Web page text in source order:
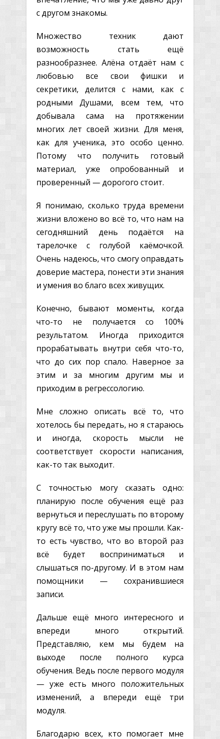
с другом знакомы.
Множество техник дают
возможность стать ещё
разнообразнее. Алёна отдаёт нам с
любовью все свои фишки и
секретики, делится с нами, как с
родными Душами, всем тем, что
добывала сама на протяжении
многих лет своей жизни. Для меня,
как для ученика, это особо ценно.
Потому что получить готовый
материал, уже опробованный и
проверенный — дорогого стоит.
Я понимаю, сколько труда времени
жизни вложено во всё то, что нам на
сегодняшний день подаётся на
тарелочке с голубой каёмочкой.
Очень надеюсь, что смогу оправдать
доверие мастера, понести эти знания
и умения во благо всех живущих.
Конечно, бывают моменты, когда
что-то не получается со 100%
результатом. Иногда приходится
прорабатывать внутри себя что-то,
что до сих пор спало. Наверное за
этим и за многим другим мы и
приходим в регрессологию.
Мне сложно описать всё то, что
хотелось бы передать, но я стараюсь
и иногда, скорость мысли не
соответствует скорости написания,
как-то так выходит.
С точностью могу сказать одно:
планирую после обучения ещё раз
вернуться и переслушать по второму
кругу всё то, что уже мы прошли. Как-
то есть чувство, что во второй раз
всё будет восприниматься и
слышаться по-другому. И в этом нам
помощники — сохранившиеся
записи.
Дальше ещё много интересного и
впереди много открытий.
Представляю, кем мы будем на
выходе после полного курса
обучения. Ведь после первого модуля
— уже есть много положительных
изменений, а впереди ещё три
модуля.
Благодарю всех, кто помогает мне